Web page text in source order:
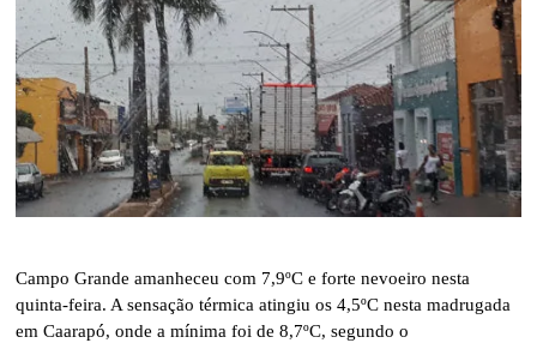
Campo Grande amanheceu com 7,9ºC e forte nevoeiro nesta
quinta-feira. A sensação térmica atingiu os 4,5ºC nesta madrugada
em Caarapó, onde a mínima foi de 8,7ºC, segundo o